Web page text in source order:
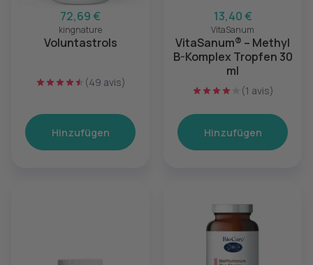
72,69 €
kingnature
Voluntastrols
(49 avis)
Hinzufügen
13,40 €
VitaSanum
VitaSanum® – Methyl
B-Komplex Tropfen 30
ml
(1 avis)
Hinzufügen